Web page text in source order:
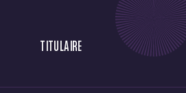
TITULAIRE